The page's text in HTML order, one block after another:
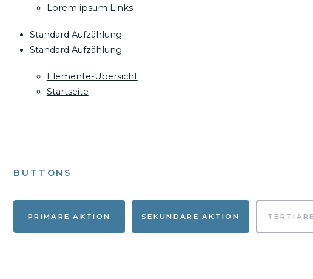
Lorem ipsum Links
Standard Aufzählung
Standard Aufzählung
Elemente-Übersicht
Startseite
BUTTONS
PRIMÄRE AKTION SEKUNDÄRE AKTION